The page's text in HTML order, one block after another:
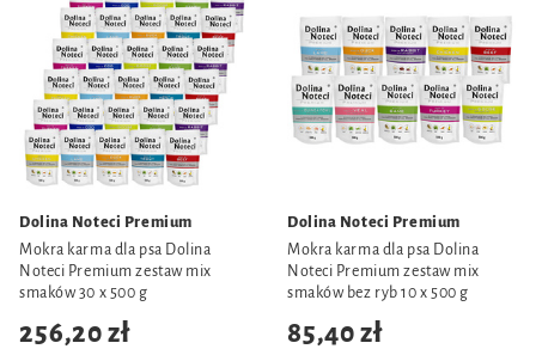
Dolina Noteci Premium
Mokra karma dla psa Dolina
Noteci Premium zestaw mix
smaków 30 x 500 g
256,20 zł
Dolina Noteci Premium
Mokra karma dla psa Dolina
Noteci Premium zestaw mix
smaków bez ryb 10 x 500 g
85,40 zł